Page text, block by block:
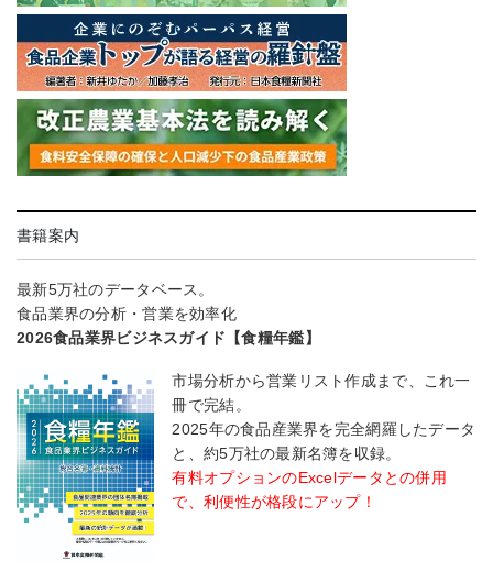
書籍案内
最新5万社のデータベース。
食品業界の分析・営業を効率化
2026食品業界ビジネスガイド【食糧年鑑】
市場分析から営業リスト作成まで、これ一
冊で完結。
2025年の食品産業界を完全網羅したデータ
と、約5万社の最新名簿を収録。
有料オプションのExcelデータとの併用
で、利便性が格段にアップ！